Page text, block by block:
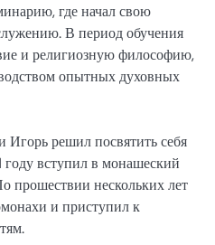
где начал свою
В период обучения
и религиозную философию,
опытных духовных
Игорь решил посвятить себя
вступил в монашеский
прошествии нескольких лет
и приступил к